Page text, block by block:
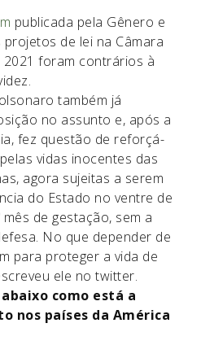
publicada pela Gênero e
de lei na Câmara
foram contrários à
também já
no assunto e, após a
fez questão de reforçá-
vidas inocentes das
agora sujeitas a serem
do Estado no ventre de
de gestação, sem a
No que depender de
para proteger a vida de
ele no twitter.
como está a
nos países da América